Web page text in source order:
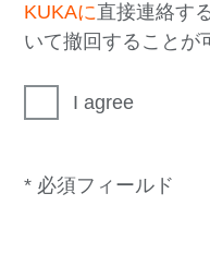
KUKAに直接連絡す
いて撤回することが
I agree
* 必須フィールド